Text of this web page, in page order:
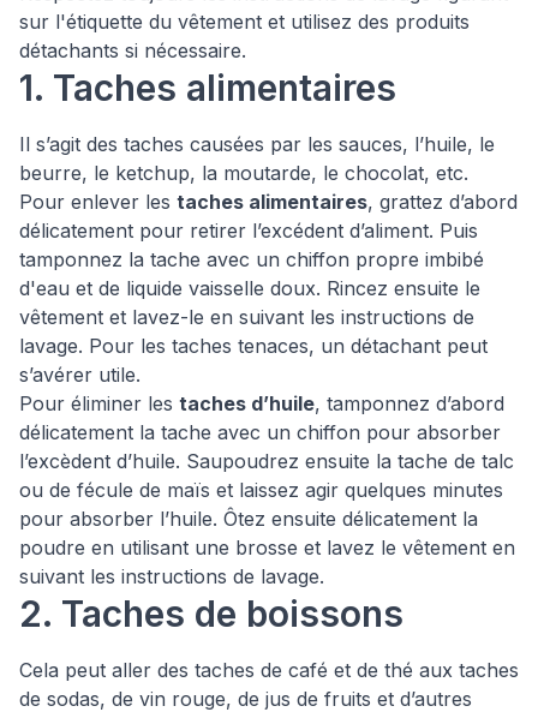
sur l'étiquette du vêtement et utilisez des produits
détachants si nécessaire.
1. Taches alimentaires
Il s’agit des taches causées par les sauces, l’huile, le
beurre, le ketchup, la moutarde, le chocolat, etc.
Pour enlever les taches alimentaires, grattez d’abord
délicatement pour retirer l’excédent d’aliment. Puis
tamponnez la tache avec un chiffon propre imbibé
d'eau et de liquide vaisselle doux. Rincez ensuite le
vêtement et lavez-le en suivant les instructions de
lavage. Pour les taches tenaces, un détachant peut
s’avérer utile.
Pour éliminer les taches d’huile, tamponnez d’abord
délicatement la tache avec un chiffon pour absorber
l’excèdent d’huile. Saupoudrez ensuite la tache de talc
ou de fécule de maïs et laissez agir quelques minutes
pour absorber l’huile. Ôtez ensuite délicatement la
poudre en utilisant une brosse et lavez le vêtement en
suivant les instructions de lavage.
2. Taches de boissons
Cela peut aller des taches de café et de thé aux taches
de sodas, de vin rouge, de jus de fruits et d’autres